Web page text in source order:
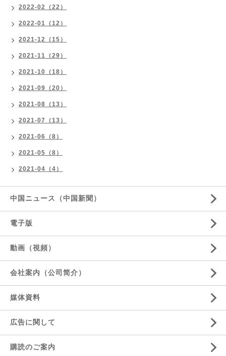
2022-02（22）
2022-01（12）
2021-12（15）
2021-11（29）
2021-10（18）
2021-09（20）
2021-08（13）
2021-07（13）
2021-06（8）
2021-05（8）
2021-04（4）
中国ニュース（中国新聞）
電子版
動画（視頻）
会社案内（公司简介）
媒体資料
広告に関して
購読のご案内